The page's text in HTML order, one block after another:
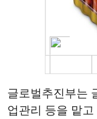
글로벌추진부는
업관리 등을 맡